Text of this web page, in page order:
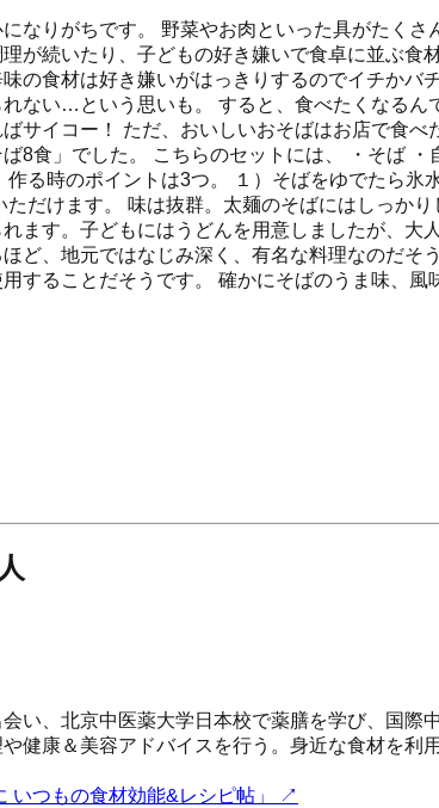
なりがちです。 野菜やお肉といった具がたく
が続いたり、子どもの好き嫌いで食卓に並ぶ
の食材は好き嫌いがはっきりするのでイチか
ない…という思いも。 すると、食べたくなる
サイコー！ ただ、おいしいおそばはお店で食
8食」でした。 こちらのセットには、 ・そば
る時のポイントは3つ。 １）そばをゆでたら
だけます。 味は抜群。太麺のそばにはしっか
ます。子どもにはうどんを用意しましたが、
ど、地元ではなじみ深く、有名な料理なのだ
することだそうです。 確かにそばのうま味、
い、北京中医薬大学日本校で薬膳を学び、国
健康＆美容アドバイスを行う。身近な食材を
いつもの食材効能&レシピ帖」
↗